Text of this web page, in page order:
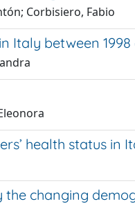
Corbisiero, Fabio
between
health status in
changing